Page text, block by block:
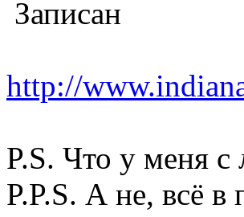
Записан
http://
P.S. Что у меня
P.P.S. А не, всё в